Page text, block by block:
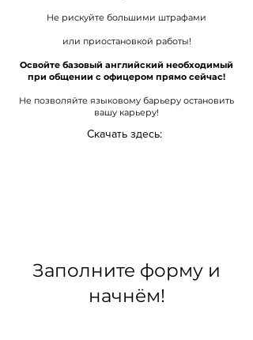
Не рискуйте большими штрафами
или приостановкой работы!
Oсвойте базовый английский необходимый
при общении с офицером прямо сейчас!
Не позволяйте языковому барьеру остановить
вашу карьеру!
Скачать здесь:
Заполните форму и
начнём!